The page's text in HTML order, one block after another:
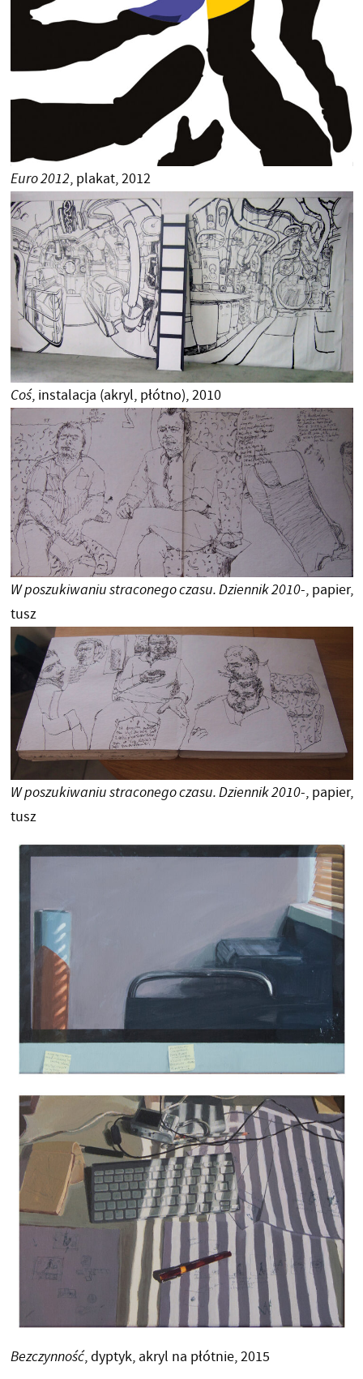
Euro 2012, plakat, 2012
Coś, instalacja (akryl, płótno), 2010
W poszukiwaniu straconego czasu. Dziennik 2010-, papier,
tusz
W poszukiwaniu straconego czasu. Dziennik 2010-, papier,
tusz
Bezczynność, dyptyk, akryl na płótnie, 2015